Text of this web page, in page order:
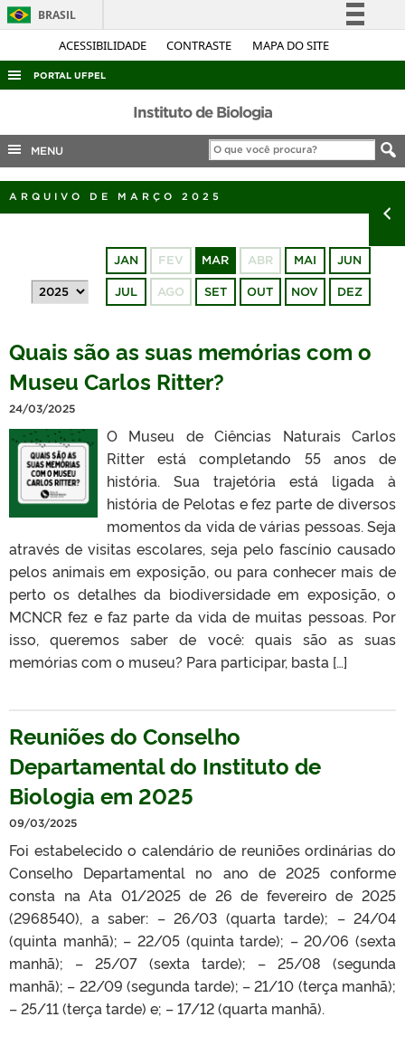
ACESSIBILIDADE CONTRASTE MAPA DO SITE
BRASIL
Simplifique!
Acesso à informação
Legislação
Canais
PORTAL UFPEL
ACESSO À INFORMAÇÃO
AUDITORIA
COBALTO
CONCURSOS
OUVIDORIA
TELEFONES
Instituto de Biologia
MENU
ARQUIVO DE MARÇO 2025
JAN FEV MAR ABR MAI JUN
JUL AGO SET OUT NOV DEZ
Quais são as suas memórias com o
Museu Carlos Ritter?
24/03/2025
O Museu de Ciências Naturais Carlos
Ritter está completando 55 anos de
história. Sua trajetória está ligada à
história de Pelotas e fez parte de diversos
momentos da vida de várias pessoas. Seja
através de visitas escolares, seja pelo fascínio causado
pelos animais em exposição, ou para conhecer mais de
perto os detalhes da biodiversidade em exposição, o
MCNCR fez e faz parte da vida de muitas pessoas. Por
isso, queremos saber de você: quais são as suas
memórias com o museu? Para participar, basta […]
Reuniões do Conselho
Departamental do Instituto de
Biologia em 2025
09/03/2025
Foi estabelecido o calendário de reuniões ordinárias do
Conselho Departamental no ano de 2025 conforme
consta na Ata 01/2025 de 26 de fevereiro de 2025
(2968540), a saber: – 26/03 (quarta tarde); – 24/04
(quinta manhã); – 22/05 (quinta tarde); – 20/06 (sexta
manhã); – 25/07 (sexta tarde); – 25/08 (segunda
manhã); – 22/09 (segunda tarde); – 21/10 (terça manhã);
– 25/11 (terça tarde) e; – 17/12 (quarta manhã).